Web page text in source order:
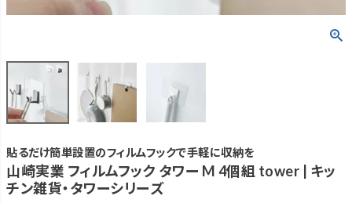
貼るだけ簡単設置のフィルムフックで手軽に収納を
山崎実業 フィルムフック タワー M 4個組 tower | キッ
チン雑貨・タワーシリーズ